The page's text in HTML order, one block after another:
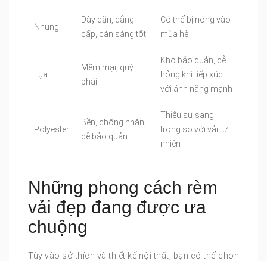
Nhung
Dày dặn, đẳng
cấp, cản sáng tốt
Có thể bị nóng vào
mùa hè
Lụa
Mềm mại, quý
phái
Khó bảo quản, dễ
hỏng khi tiếp xúc
với ánh nắng mạnh
Polyester
Bền, chống nhăn,
dễ bảo quản
Thiếu sự sang
trọng so với vải tự
nhiên
Những phong cách rèm
vải đẹp đang được ưa
chuộng
Tùy vào sở thích và thiết kế nội thất, bạn có thể chọn